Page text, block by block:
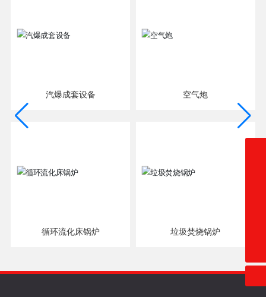
汽爆成套设备 空气炮
循环流化床锅炉 垃圾焚烧锅炉
0373-2694301